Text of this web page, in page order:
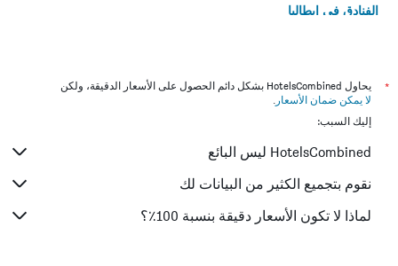
الفنادق في إيطاليا
*
يحاول HotelsCombined بشكل دائم الحصول على الأسعار الدقيقة، ولكن
لا يمكن ضمان الأسعار .
إليك السبب:
HotelsCombined ليس البائع
نقوم بتجميع الكثير من البيانات لك
لماذا لا تكون الأسعار دقيقة بنسبة 100٪؟